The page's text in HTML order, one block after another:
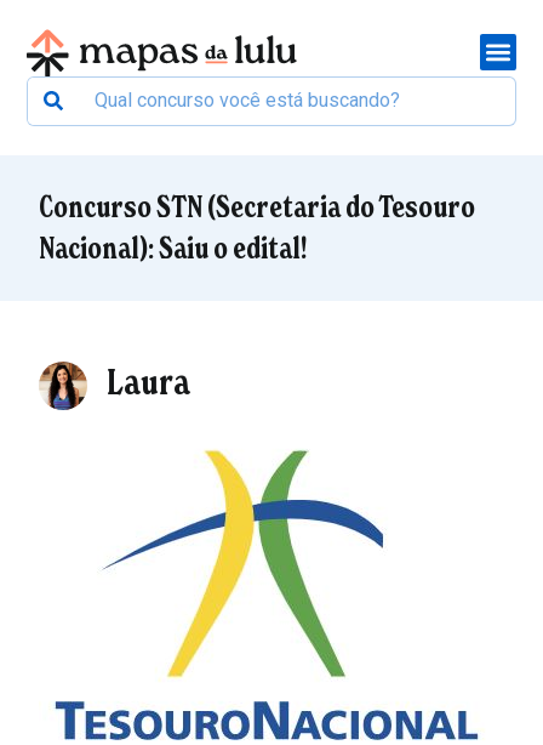
Concurso STN (Secretaria do Tesouro
Nacional): Saiu o edital!
Laura